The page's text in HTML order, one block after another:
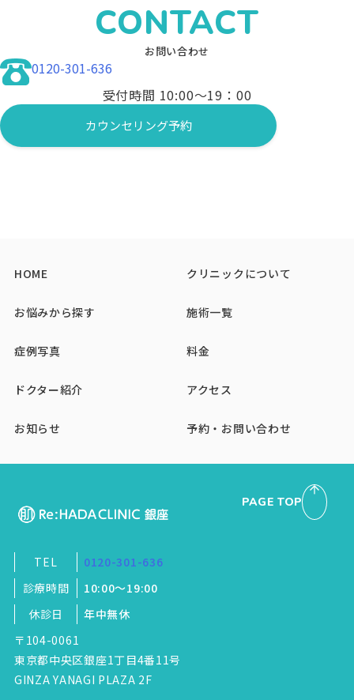
CONTACT
お問い合わせ
0120-301-636
受付時間 10:00〜19：00
カウンセリング予約
HOME クリニックについて
お悩みから探す 施術一覧
症例写真 料金
ドクター紹介 アクセス
お知らせ 予約・お問い合わせ
TEL
0120-301-636
診療時間
10:00～19:00
休診日
年中無休
〒104-0061
東京都中央区銀座1丁目4番11号
GINZA YANAGI PLAZA 2F
PAGE TOP